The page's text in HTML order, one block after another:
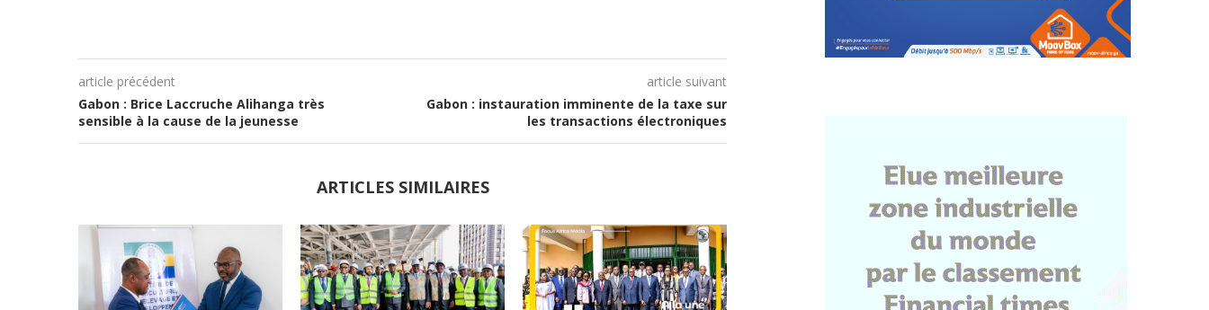
article précédent
Gabon : Brice Laccruche Alihanga très
sensible à la cause de la jeunesse
article suivant
Gabon : instauration imminente de la taxe sur
les transactions électroniques
ARTICLES SIMILAIRES